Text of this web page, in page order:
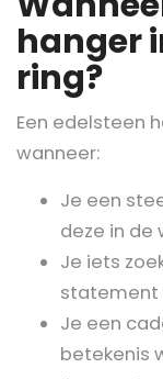
hanger
ring?
Een edelsteen
wanneer:
Je een
deze in de
Je iets
statement
Je een
betekenis